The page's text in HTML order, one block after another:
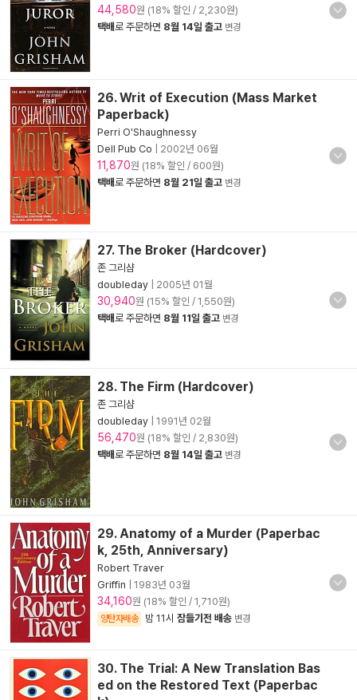
44,580원 (18% 할인 / 2,230원)
택배로 주문하면 8월 14일 출고 변경
26. Writ of Execution (Mass Market
Paperback)
Perri O'Shaughnessy
Dell Pub Co
2002년 06월
11,870원 (18% 할인 / 600원)
택배로 주문하면 8월 21일 출고 변경
27. The Broker (Hardcover)
존 그리샴
doubleday
2005년 01월
30,940원 (15% 할인 / 1,550원)
택배로 주문하면 8월 11일 출고 변경
28. The Firm (Hardcover)
존 그리샴
doubleday
1991년 02월
56,470원 (18% 할인 / 2,830원)
택배로 주문하면 8월 14일 출고 변경
29. Anatomy of a Murder (Paperbac
k, 25th, Anniversary)
Robert Traver
Griffin
1983년 03월
34,160원 (18% 할인 / 1,710원)
양탄자배송 밤 11시 잠들기전 배송 변경
30. The Trial: A New Translation Bas
ed on the Restored Text (Paperbac